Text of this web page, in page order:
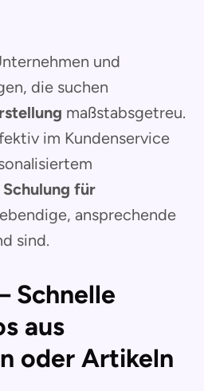
und
die suchen
maßstabsgetreu.
im Kundenservice
Schulung für
ansprechende
sind.
Schnelle
aus
oder Artikeln